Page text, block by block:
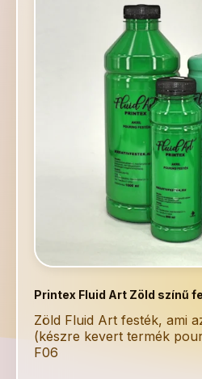
Printex Fluid Art Zöld színű
Zöld Fluid Art festék, ami
(készre kevert termék
F06